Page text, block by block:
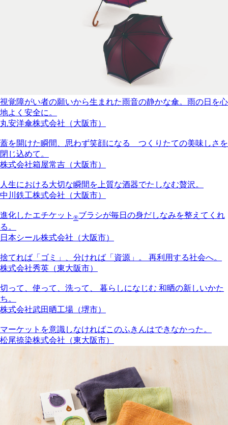
視覚障がい者の願いから生まれた雨音の静かな傘。雨の日を心
地よく安全に。
丸安洋傘株式会社（大阪市）
蓋を開けた瞬間、思わず笑顔になる つくりたての美味しさを
閉じ込めて。
株式会社箱屋常吉（大阪市）
人生における大切な瞬間を上質な酒器でたしなむ贅沢。
中川鉄工株式会社（大阪市）
進化したエチケット ®ブラシが毎日の身だしなみを整えてくれ
る。
日本シール株式会社（大阪市）
捨てれば「ゴミ」、分ければ「資源」。 再利用する社会へ。
株式会社秀英（東大阪市）
切って、使って、洗って、 暮らしになじむ 和晒の新しいかた
ち。
株式会社武田晒工場（堺市）
マーケットを意識しなければこのふきんはできなかった。
松尾捺染株式会社（東大阪市）